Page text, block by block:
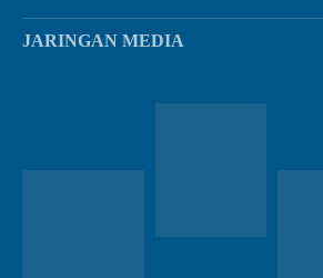
JARINGAN MEDIA